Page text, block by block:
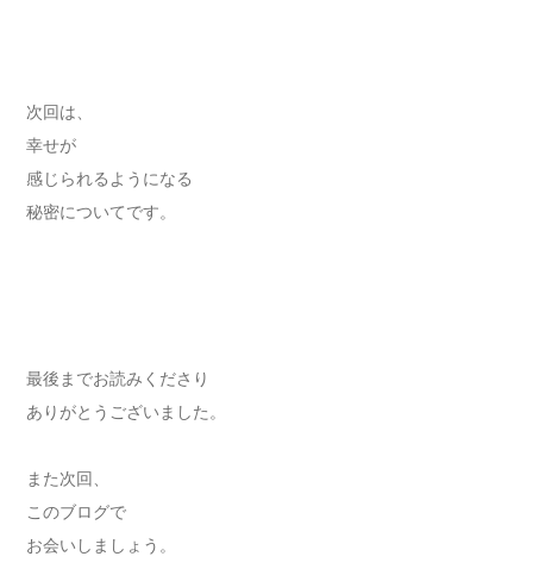
次回は、
幸せが
感じられるようになる
秘密についてです。
最後までお読みくださり
ありがとうございました。
また次回、
このブログで
お会いしましょう。